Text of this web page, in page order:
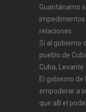
Guantánamo
impedimentos
relaciones.
Si al gobierno
pueblo de
Cuba, Levante
El gobierno de
empoderar a
que allí el